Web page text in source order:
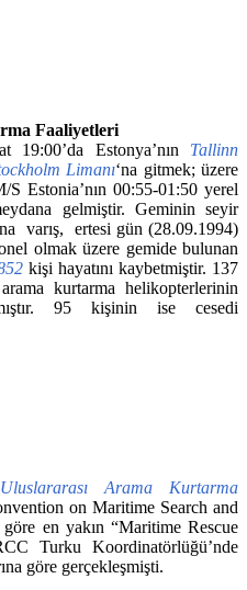
Faaliyetleri
Estonya’nın Tallinn
Limanı‘na gitmek; üzere
Estonia’nın 00:55-01:50 yerel
gelmiştir. Geminin seyir
varış, ertesi gün (28.09.1994)
olmak üzere gemide bulunan
kişi hayatını kaybetmiştir. 137
kurtarma helikopterlerinin
95 kişinin ise cesedi
Uluslararası Arama Kurtarma
on Maritime Search and
en yakın “Maritime Rescue
Turku Koordinatörlüğü’nde
göre gerçekleşmişti.